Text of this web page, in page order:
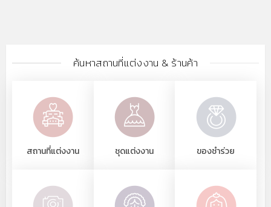
ค้นหาสถานที่แต่งงาน & ร้านค้า
สถานที่แต่งงาน ชุดแต่งงาน ของชำร่วย